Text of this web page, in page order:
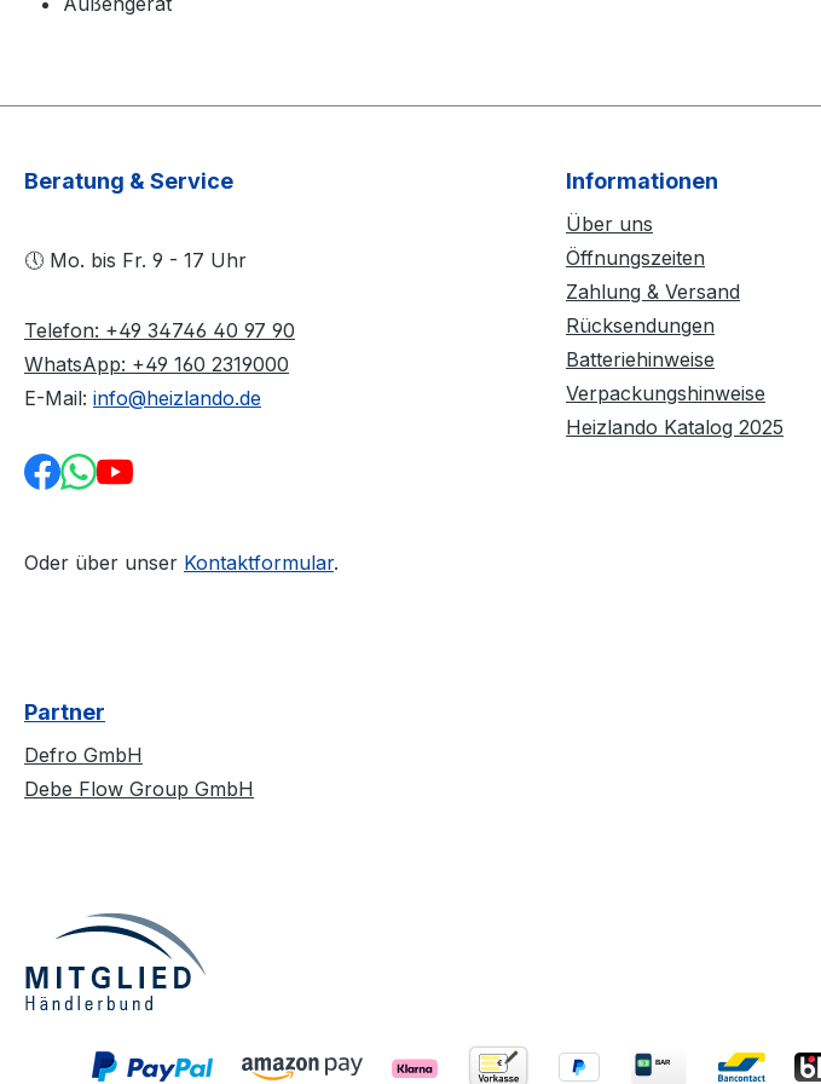
Beratung & Service
🕔 Mo. bis Fr. 9 - 17 Uhr
Telefon: +49 34746 40 97 90
WhatsApp: +49 160 2319000
E-Mail: info@heizlando.de
Oder über unser Kontaktformular.
Informationen
Über uns
Öffnungszeiten
Zahlung & Versand
Rücksendungen
Batteriehinweise
Verpackungshinweise
Heizlando Katalog 2025
Partner
Defro GmbH
Debe Flow Group GmbH